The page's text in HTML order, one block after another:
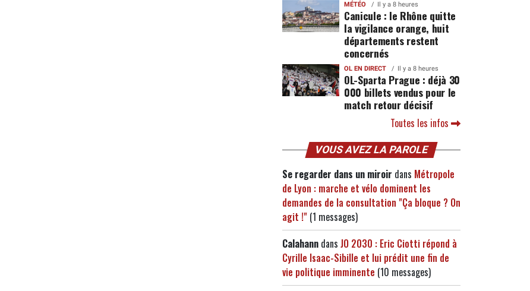
MÉTÉO Il y a 8 heures
Canicule : le Rhône quitte
la vigilance orange, huit
départements restent
concernés
OL EN DIRECT Il y a 8 heures
OL-Sparta Prague : déjà 30
000 billets vendus pour le
match retour décisif
Toutes les infos
VOUS AVEZ LA PAROLE
Se regarder dans un miroir dans Métropole
de Lyon : marche et vélo dominent les
demandes de la consultation "Ça bloque ? On
agit !" (1 messages)
Calahann dans JO 2030 : Eric Ciotti répond à
Cyrille Isaac-Sibille et lui prédit une fin de
vie politique imminente (10 messages)